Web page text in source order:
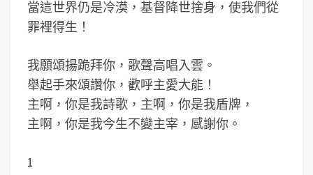
當這世界仍是冷漠，基督降世捨身，使我們從
罪裡得生！
我願頌揚跪拜你，歌聲高唱入雲。
舉起手來頌讚你，歡呼主愛大能！
主啊，你是我詩歌，主啊，你是我盾牌，
主啊，你是我今生不變主宰，感謝你。
1